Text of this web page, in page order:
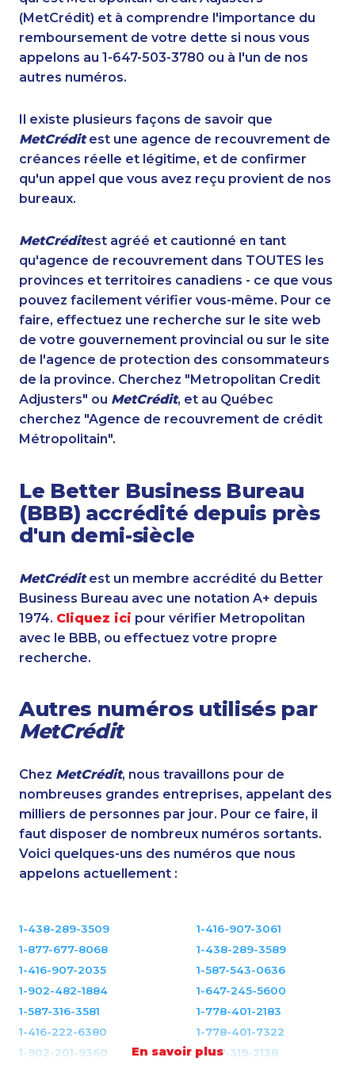
(MetCrédit) et à comprendre l'importance du
remboursement de votre dette si nous vous
appelons au 1-647-503-3780 ou à l'un de nos
autres numéros.
Il existe plusieurs façons de savoir que
MetCréditest une agence de recouvrement de
créances réelle et légitime, et de confirmer
qu'un appel que vous avez reçu provient de nos
bureaux.
MetCréditest agréé et cautionné en tant
qu'agence de recouvrement dans TOUTES les
provinces et territoires canadiens - ce que vous
pouvez facilement vérifier vous-même. Pour ce
faire, effectuez une recherche sur le site web
de votre gouvernement provincial ou sur le site
de l'agence de protection des consommateurs
de la province. Cherchez "Metropolitan Credit
Adjusters" ou MetCrédit, et au Québec
cherchez "Agence de recouvrement de crédit
Métropolitain".
Le Better Business Bureau
(BBB) accrédité depuis près
d'un demi-siècle
MetCréditest un membre accrédité du Better
Business Bureau avec une notation A+ depuis
1974. Cliquez ici pour vérifier Metropolitan
avec le BBB, ou effectuez votre propre
recherche.
Autres numéros utilisés par
MetCrédit
Chez MetCrédit, nous travaillons pour de
nombreuses grandes entreprises, appelant des
milliers de personnes par jour. Pour ce faire, il
faut disposer de nombreux numéros sortants.
Voici quelques-uns des numéros que nous
appelons actuellement :
En savoir plus
1-438-289-3509
1-416-907-3061
1-877-677-8068
1-438-289-3589
1-416-907-2035
1-587-543-0636
1-902-482-1884
1-647-245-5600
1-587-316-3581
1-778-401-2183
1-416-222-6380
1-778-401-7322
1-902-201-9360
1-587-319-2138